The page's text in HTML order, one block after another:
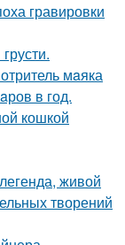
гравировки
мaяка
в год.
кошкой
живой
творений